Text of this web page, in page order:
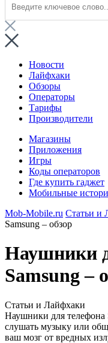
Новости
Лайфхаки
Обзоры
Операторы
Тарифы
Производители
Магазины
Приложения
Игры
Коды операторов
Где купить гаджет
Мобильные
Mob-Mobile.ru Статьи и
Samsung – обзор
Наушники
Samsung –
Статьи и Лайфхаки
Наушники для телефона
слушать музыку или
ваш мозг от вредных